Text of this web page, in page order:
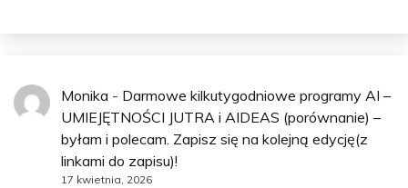
Monika - Darmowe kilkutygodniowe programy AI –
UMIEJĘTNOŚCI JUTRA i AIDEAS (porównanie) –
byłam i polecam. Zapisz się na kolejną edycję(z
linkami do zapisu)!
17 kwietnia, 2026